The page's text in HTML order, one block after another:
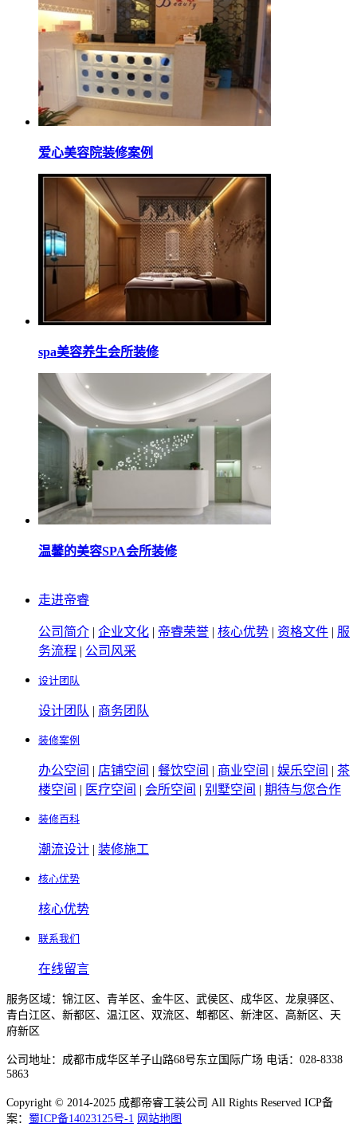
爱心美容院装修案例
spa美容养生会所装修
温馨的美容SPA会所装修
走进帝睿
公司简介 | 企业文化 | 帝睿荣誉 | 核心优势 | 资格文件 | 服
务流程 | 公司风采
设计团队
设计团队 | 商务团队
装修案例
办公空间 | 店铺空间 | 餐饮空间 | 商业空间 | 娱乐空间 | 茶
楼空间 | 医疗空间 | 会所空间 | 别墅空间 | 期待与您合作
装修百科
潮流设计 | 装修施工
核心优势
核心优势
联系我们
在线留言
服务区域：锦江区、青羊区、金牛区、武侯区、成华区、龙泉驿区、
青白江区、新都区、温江区、双流区、郫都区、新津区、高新区、天
府新区
公司地址：成都市成华区羊子山路68号东立国际广场 电话：028-8338
5863
Copyright © 2014-2025 成都帝睿工装公司 All Rights Reserved ICP备
案： 蜀ICP备14023125号-1 网站地图